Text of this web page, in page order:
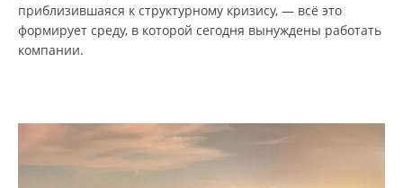
приблизившаяся к структурному кризису, — всё это
формирует среду, в которой сегодня вынуждены работать
компании.